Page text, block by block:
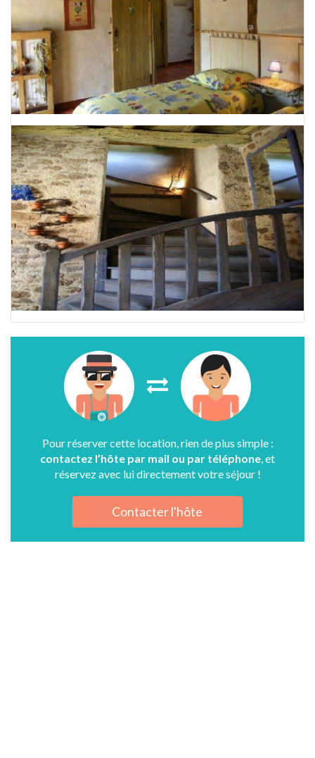
Pour réserver cette location, rien de plus simple :
contactez l’hôte par mail ou par téléphone , et
réservez avec lui directement votre séjour !
Contacter l'hôte